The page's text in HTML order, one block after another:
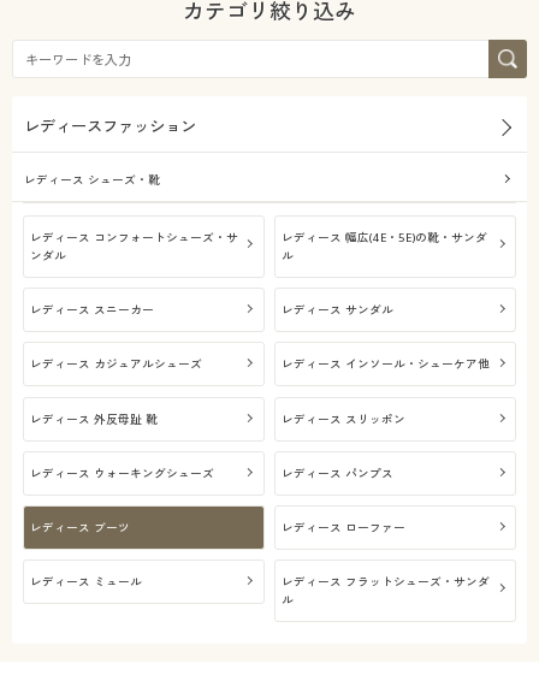
カテゴリ絞り込み
レディースファッション
レディース シューズ・靴
レディース コンフォートシューズ・サ
ンダル
レディース 幅広(4E・5E)の靴・サンダ
ル
レディース スニーカー レディース サンダル
レディース カジュアルシューズ レディース インソール・シューケア他
レディース 外反母趾 靴 レディース スリッポン
レディース ウォーキングシューズ レディース パンプス
レディース ブーツ レディース ローファー
レディース ミュール
レディース フラットシューズ・サンダ
ル